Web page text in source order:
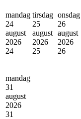
mandag
24
august
2026
24
tirsdag
25
august
2026
25
onsdag
26
august
2026
26
mandag
31
august
2026
31